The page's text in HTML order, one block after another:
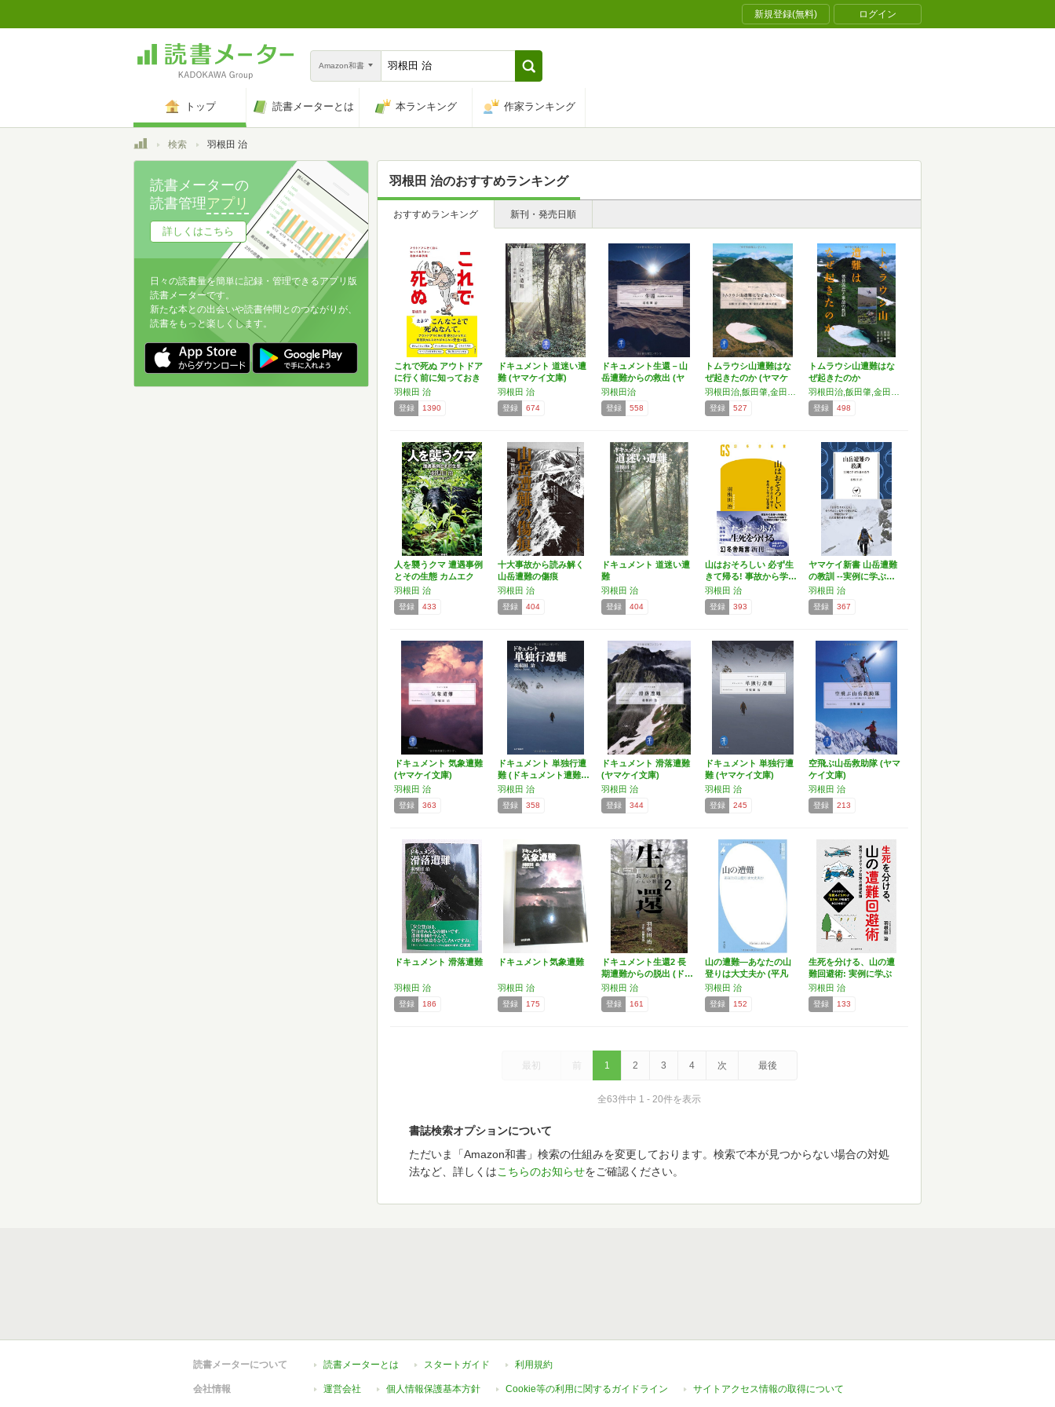
新規登録(無料) ログイン
Amazon和書
トップ 読書メーターとは 本ランキング 作家ランキング
トップ検索 羽根田 治
羽根田 治のおすすめランキング
おすすめランキング 新刊・発売日順
これで死ぬ アウトドア
に行く前に知っておき
た…
羽根田 治
登録 1390
ドキュメント 道迷い遭
難 (ヤマケイ文庫)
羽根田 治
登録 674
ドキュメント生還－山
岳遭難からの救出 (ヤ
マ…
羽根田治
登録 558
トムラウシ山遭難はな
ぜ起きたのか (ヤマケ
イ…
登録 527
トムラウシ山遭難はな
ぜ起きたのか
登録 498
人を襲うクマ 遭遇事例
とその生態 カムエク
事…
羽根田 治
登録 433
十大事故から読み解く
山岳遭難の傷痕
羽根田 治
登録 404
ドキュメント 道迷い遭
難
羽根田 治
登録 404
山はおそろしい 必ず生
きて帰る! 事故から学…
羽根田 治
登録 393
ヤマケイ新書 山岳遭難
の教訓 --実例に学ぶ…
羽根田 治
登録 367
ドキュメント 気象遭難
(ヤマケイ文庫)
羽根田 治
登録 363
ドキュメント 単独行遭
難 (ドキュメント遭難…
羽根田 治
登録 358
ドキュメント 滑落遭難
(ヤマケイ文庫)
羽根田 治
登録 344
ドキュメント 単独行遭
難 (ヤマケイ文庫)
羽根田 治
登録 245
空飛ぶ山岳救助隊 (ヤマ
ケイ文庫)
羽根田 治
登録 213
ドキュメント 滑落遭難
羽根田 治
登録 186
ドキュメント気象遭難
羽根田 治
登録 175
ドキュメント生還2 長
期遭難からの脱出 (ド…
羽根田 治
登録 161
山の遭難―あなたの山
登りは大丈夫か (平凡
社…
羽根田 治
登録 152
生死を分ける、山の遭
難回避術: 実例に学ぶ
リ…
羽根田 治
登録 133
最初 前 1 2 3 4 次 最後
全63件中 1 - 20件を表示
書誌検索オプションについて
ただいま「Amazon和書」検索の仕組みを変更しております。検索で本が見つからない場合の対処
法など、詳しくはこちらのお知らせをご確認ください。
読書メーターの
読書管理アプリ
詳しくはこちら
日々の読書量を簡単に記録・管理できるアプリ版
読書メーターです。
新たな本との出会いや読書仲間とのつながりが、
読書をもっと楽しくします。
読書メーターについて 読書メーターとは スタートガイド 利用規約
会社情報 運営会社 個人情報保護基本方針 Cookie等の利用に関するガイドライン サイトアクセス情報の取得について